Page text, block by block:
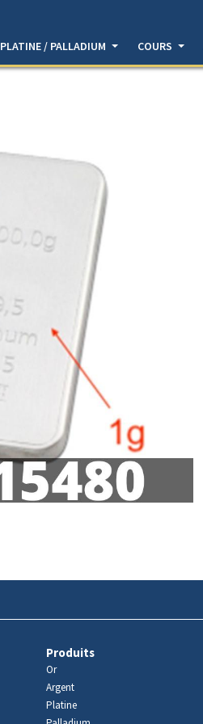
PLATINE / PALLADIUM COURS
Produits
Or
Argent
Platine